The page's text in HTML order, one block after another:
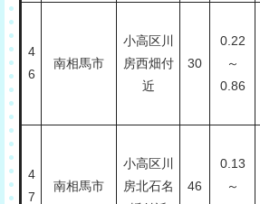
4
6
南相馬市
小高区川
房西畑付
近
30
0.22
～
0.86
4
7
南相馬市
小高区川
房北石名
46
0.13
～